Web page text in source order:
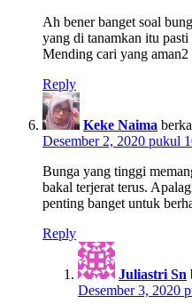
Ah bener banget soal
yang di tanamkan itu
Mending cari yang
Reply
Keke Naima
Desember 2, 2020 pukul
Bunga yang tinggi
bakal terjerat terus.
penting banget untuk
Reply
Juliastri Sn
Desember 3, 2020